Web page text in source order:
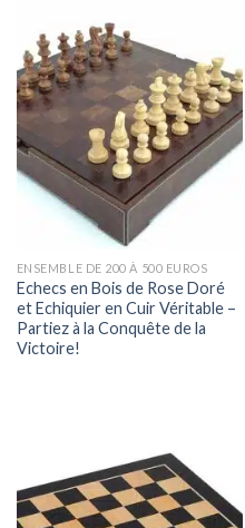
ENSEMBLE DE 200 À 500 EUROS
Echecs en Bois de Rose Doré
et Echiquier en Cuir Véritable –
Partiez à la Conquête de la
Victoire!